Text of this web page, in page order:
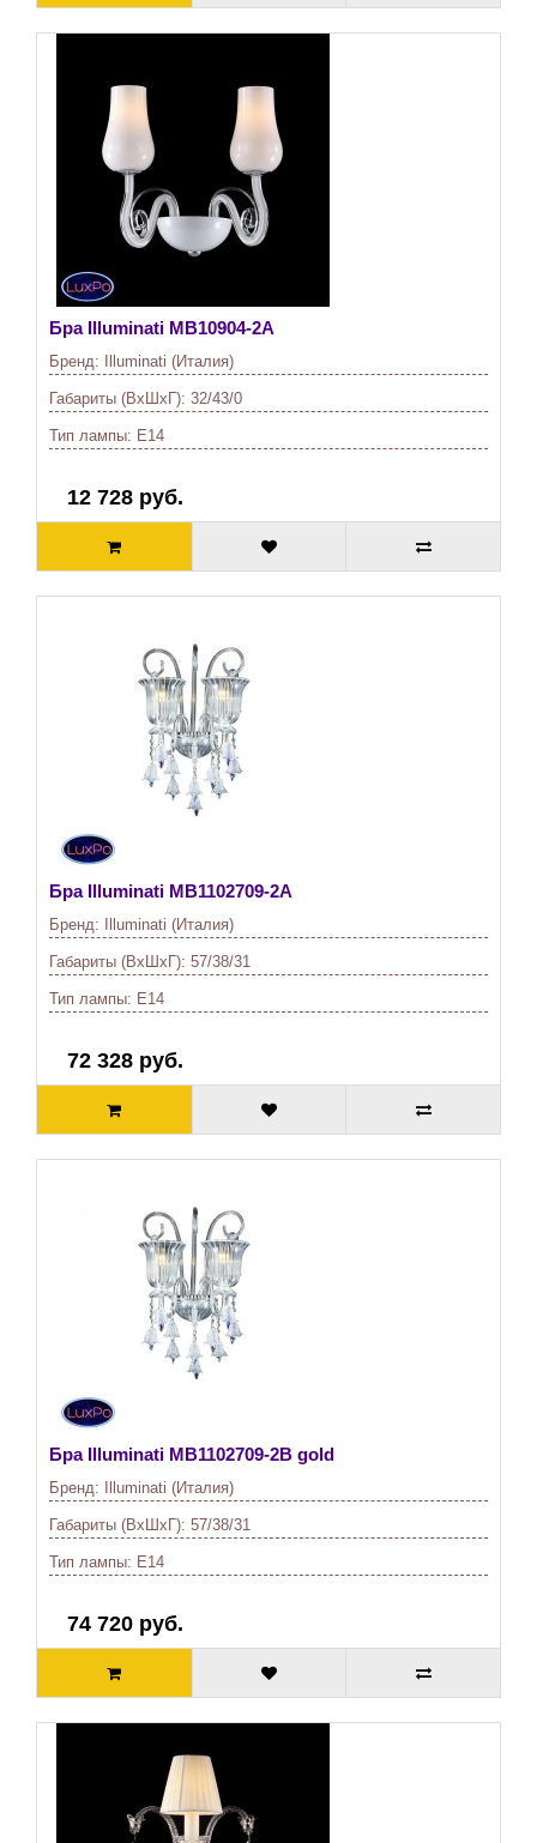
Бра Illuminati MB10904-2A
Бренд: Illuminati (Италия)
Габариты (ВхШхГ): 32/43/0
Тип лампы: E14
12 728 руб.
Бра Illuminati MB1102709-2A
Бренд: Illuminati (Италия)
Габариты (ВхШхГ): 57/38/31
Тип лампы: E14
72 328 руб.
Бра Illuminati MB1102709-2B gold
Бренд: Illuminati (Италия)
Габариты (ВхШхГ): 57/38/31
Тип лампы: E14
74 720 руб.